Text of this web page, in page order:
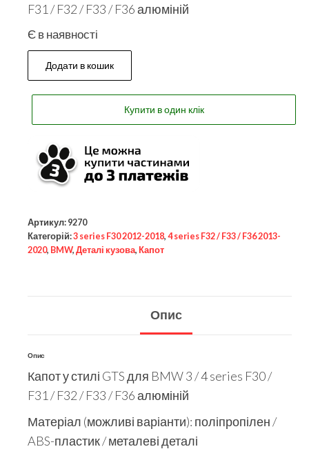
F31 / F32 / F33 / F36 алюміній
Є в наявності
Додати в кошик
Купити в один клік
Артикул: 9270
Категорій:3 series F30 2012-2018, 4 series F32 / F33 / F36 2013-
2020, BMW, Деталі кузова, Капот
Опис
Опис
Капот у стилі GTS для BMW 3 / 4 series F30 /
F31 / F32 / F33 / F36 алюміній
Матеріал (можливі варіанти): поліпропілен /
ABS-пластик / металеві деталі